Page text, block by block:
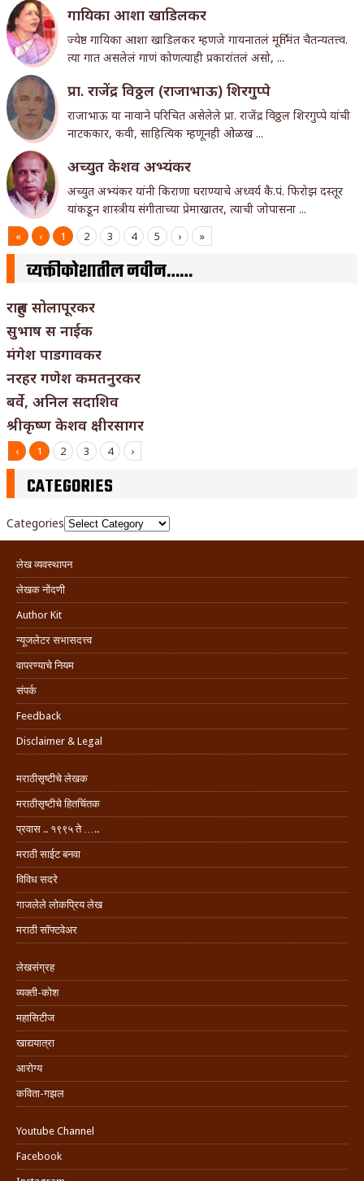
गा‌यिका आशा खाडिलकर
ज्येष्ठ गा‌यिका आशा खाडिलकर म्हणजे गायनातलं मूर्तिमंत चैतन्यतत्त्व.
त्या गात असलेलं गाणं कोणत्याही प्रकारांतलं असो, ...
प्रा. राजेंद्र विठ्ठल (राजाभाऊ) शिरगुप्पे
राजाभाऊ या नावाने परिचित असेलेले प्रा. राजेंद्र विठ्ठल शिरगुप्पे यांची
नाटककार, कवी, साहित्यिक म्हणूनही ओळख ...
अच्युत केशव अभ्यंकर
अच्युत अभ्यंकर यांनी किराणा घराण्याचे अध्वर्य कै.पं. फिरोझ दस्तूर
यांकडून शास्त्रीय संगीताच्या प्रेमाखातर, त्याची जोपासना ...
« ‹ 1 2 3 4 5 › »
व्यक्तीकोशातील नवीन……
राहुल सोलापूरकर
सुभाष स नाईक
मंगेश पाडगावकर
नरहर गणेश कमतनुरकर
बर्वे, अनिल सदाशिव
श्रीकृष्ण केशव क्षीरसागर
‹ 1 2 3 4 ›
CATEGORIES
Categories
लेख व्यवस्थापन
लेखक नोंदणी
Author Kit
न्यूजलेटर सभासदत्त्व
वापरण्याचे नियम
संपर्क
Feedback
Disclaimer & Legal
मराठीसृष्टीचे लेखक
मराठीसृष्टीचे हितचिंतक
प्रवास .. १९९५ ते …..
मराठी साईट बनवा
विविध सदरे
गाजलेले लोकप्रिय लेख
मराठी सॉफ्टवेअर
लेखसंग्रह
व्यक्ती-कोश
महासिटीज
खाद्ययात्रा
आरोग्य
कविता-गझल
Youtube Channel
Facebook